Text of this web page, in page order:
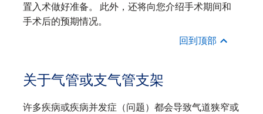
置入术做好准备。 此外，还将向您介绍手术期间和
手术后的预期情况。
回到顶部
关于气管或支气管支架
许多疾病或疾病并发症（问题）都会导致气道狭窄或